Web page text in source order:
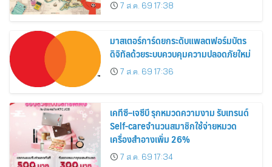
สิงหาคมนี้
7 ส.ค. 69 17:38
มาสเตอร์การ์ดยกระดับแพลตฟอร์มบัตร
ดิจิทัลด้วยระบบควบคุมความปลอดภัยใหม่
7 ส.ค. 69 17:36
เคทีซี–เจซีบี รุกหมวดความงาม รับเทรนด์
Self-careจำนวนสมาชิกใช้จ่ายหมวด
เครื่องสำอางเพิ่ม 26%
7 ส.ค. 69 17:34